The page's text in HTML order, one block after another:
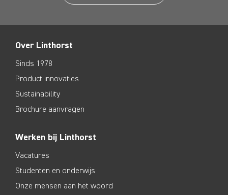
Over Linthorst
Sinds 1978
Product innovaties
Sustainability
Brochure aanvragen
Werken bij Linthorst
Vacatures
Studenten en onderwijs
Onze mensen aan het woord